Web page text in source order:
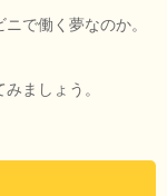
で働く夢なのか。
ましょう。